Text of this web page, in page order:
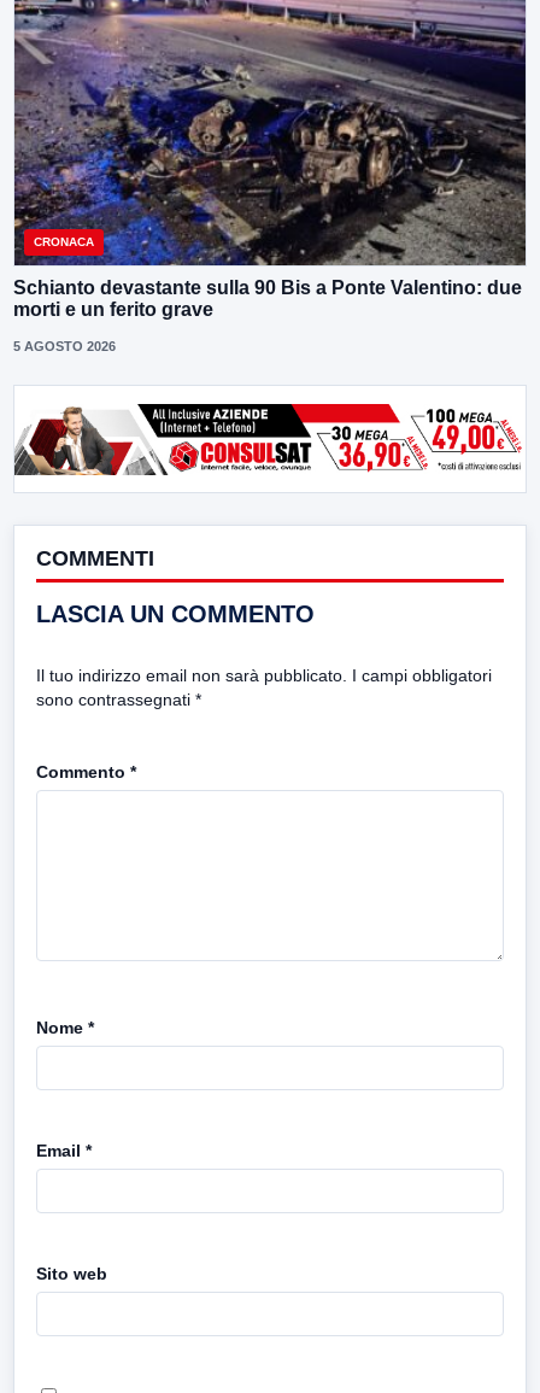
CRONACA
Schianto devastante sulla 90 Bis a Ponte Valentino: due
morti e un ferito grave
5 AGOSTO 2026
COMMENTI
LASCIA UN COMMENTO
Il tuo indirizzo email non sarà pubblicato. I campi obbligatori
sono contrassegnati *
Commento *
Nome *
Email *
Sito web